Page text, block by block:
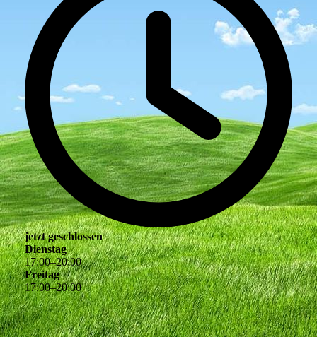
jetzt geschlossen
Dienstag
17:00–20:00
Freitag
17:00–20:00